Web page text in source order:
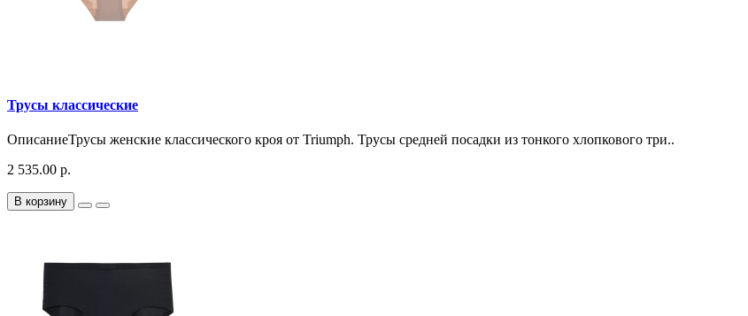
Трусы классические
ОписаниеТрусы женские классического кроя от Triumph. Трусы средней посадки из тонкого хлопкового три..
2 535.00 р.
В корзину